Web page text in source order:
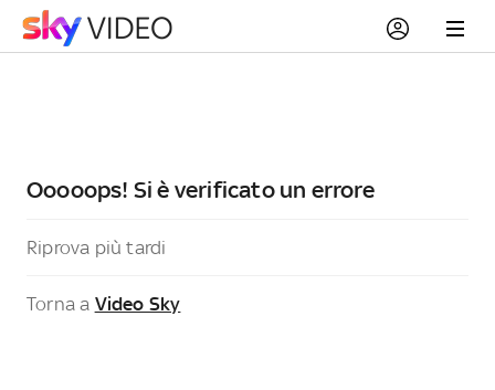
Ooooops! Si è verificato un errore
Riprova più tardi
Torna a Video Sky